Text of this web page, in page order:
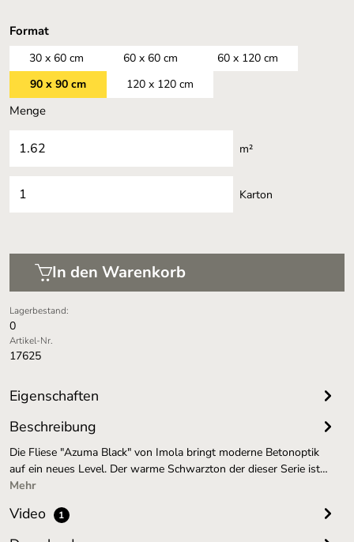
Formatauswählen
30 x 60 cm 60 x 60 cm
60 x 120 cm
90 x 90 cm
120 x 120 cm
Menge
m²
Karton
In den Warenkorb
Lagerbestand:
0
Artikel-Nr.
17625
Eigenschaften
Beschreibung
Die Fliese "Azuma Black" von Imola bringt moderne Betonoptik
auf ein neues Level. Der warme Schwarzton der dieser Serie ist…
Mehr
Video 1